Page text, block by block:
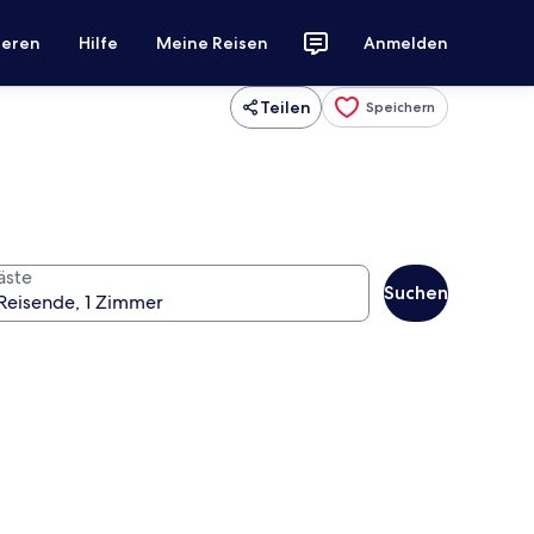
Hilfe Meine Reisen Anmelden
Teilen Speichern
Suchen